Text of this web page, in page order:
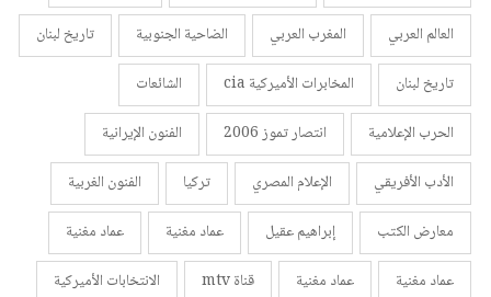
العالم العربي
المغرب العربي الضاحية الجنوبية
تاريخ لبنان
تاريخ لبنان
المخابرات الأميركية cia
الشائعات
الحرب الإعلامية
انتصار تموز 2006
الفنون الإيرانية
الأدب الأفريقي
الإعلام المصري تركيا
الفنون الغربية
معارض الكتب
إبراهيم عقيل عماد مغنية
عماد مغنية
عماد مغنية
عماد مغنية قناة mtv
الانتخابات الأميركية